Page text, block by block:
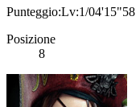
Punteggio:Lv:1/04'15"58
Posizione
8